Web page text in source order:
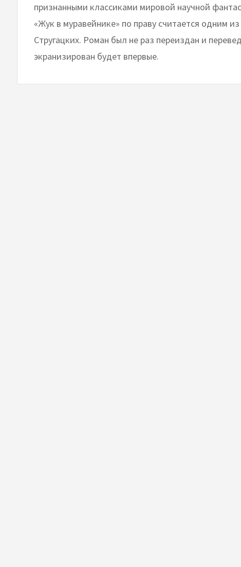
признанными классиками мировой научной
«Жук в муравейнике» по праву считается одним
Стругацких. Роман был не раз переиздан и
экранизирован будет впервые.